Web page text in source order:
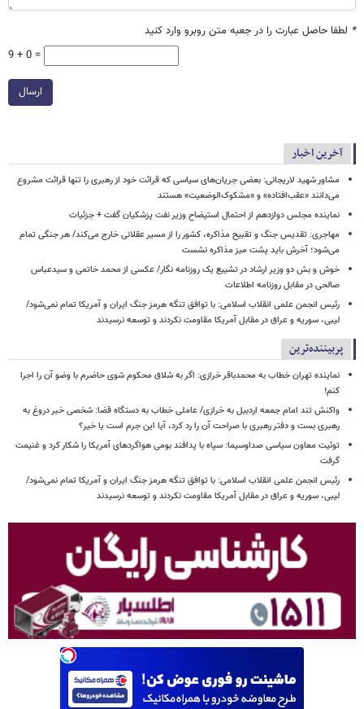
* لطفا حاصل عبارت را در جعبه متن روبرو وارد کنید
9 + 0 =
ارسال
آخرین اخبار
مشاور شهید لاریجانی: بعضی جریان‌های سیاسی که قرائت خود از رهبری را تنها قرائت مشروع
می‌دانند «عقب‌افتاده» و «مشکوک‌الوضعیت» هستند
نماینده مجلس دوازدهم از احتمال استیضاح وزیر نفت پزشکیان گفت + جزئیات
مهاجری: تقدیس جنگ و تقبیح مذاکره، کشور را از مسیر عقلانی خارج می‌کند/ هر جنگی تمام
می‌شود؛ آخرش باید پشت میز مذاکره نشست
خوش و بش دو وزیر ارشاد در تشییع یک روزنامه نگار/ عکسی از محمد خاتمی و سیدعباس
صالحی در مقابل روزنامه اطلاعات
رئیس انجمن علمی انقلاب اسلامی: با توافق تنگه هرمز جنگ ایران و آمریکا تمام نمی‌شود/
لیبی، سوریه و عراق در مقابل آمریکا مقاومت نکردند و توسعه نرسیدند
پربیننده‌ترین
نماینده تهران خطاب به محمدباقر خرازی: اگر به شلاق محکوم شوی حاضرم با وضو آن را اجرا
کنم!
واکنش تند امام جمعه اردبیل به خرازی/ عاملی خطاب به دستگاه قضا: شخصی خبر دروغ به
رهبری بست و دفتر رهبری با صراحت آن را رد کرد، آیا این جرم است یا خیر؟
توئیت معاون سیاسی صداوسیما: سپاه با پدافند بومی هواگردهای آمریکا را شکار کرد و غنیمت
گرفت
رئیس انجمن علمی انقلاب اسلامی: با توافق تنگه هرمز جنگ ایران و آمریکا تمام نمی‌شود/
لیبی، سوریه و عراق در مقابل آمریکا مقاومت نکردند و توسعه نرسیدند